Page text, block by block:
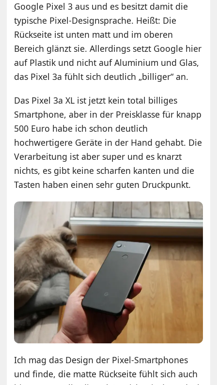
Google Pixel 3 aus und es besitzt damit die
typische Pixel-Designsprache. Heißt: Die
Rückseite ist unten matt und im oberen
Bereich glänzt sie. Allerdings setzt Google hier
auf Plastik und nicht auf Aluminium und Glas,
das Pixel 3a fühlt sich deutlich „billiger“ an.
Das Pixel 3a XL ist jetzt kein total billiges
Smartphone, aber in der Preisklasse für knapp
500 Euro habe ich schon deutlich
hochwertigere Geräte in der Hand gehabt. Die
Verarbeitung ist aber super und es knarzt
nichts, es gibt keine scharfen kanten und die
Tasten haben einen sehr guten Druckpunkt.
Ich mag das Design der Pixel-Smartphones
und finde, die matte Rückseite fühlt sich auch